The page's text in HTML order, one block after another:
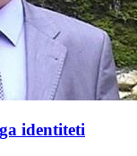
identiteti